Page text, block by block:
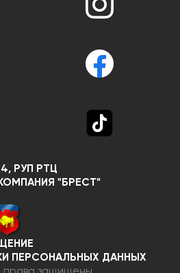
РУП РТЦ
"БРЕСТ"
ПЕРСОНАЛЬНЫХ ДАННЫХ